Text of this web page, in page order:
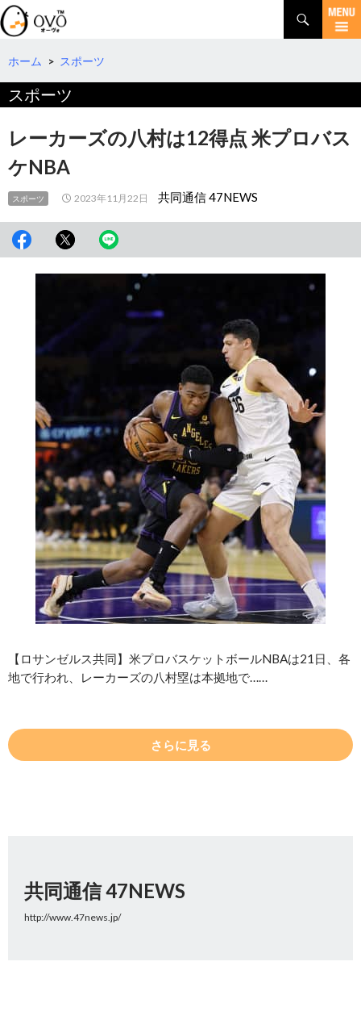
検
索
コ
テ
へ
ホーム > スポーツ
スポーツ
レーカーズの八村は12得点 米プロバス
ケNBA
スポーツ 2023年11月22日 共同通信 47NEWS
【ロサンゼルス共同】米プロバスケットボールNBAは21日、各
地で行われ、レーカーズの八村塁は本拠地で……
さらに見る
共同通信 47NEWS
http://www.47news.jp/